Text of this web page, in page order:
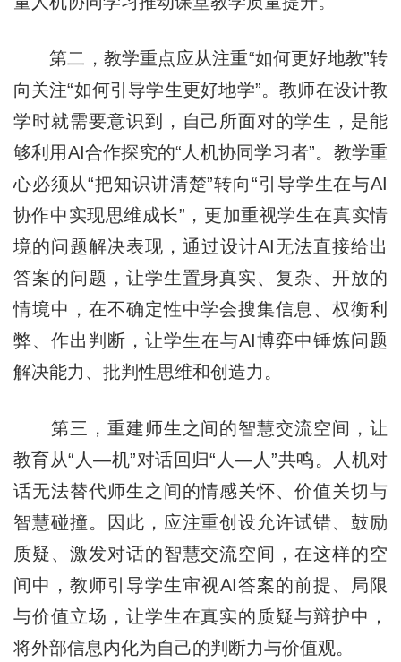
第二，教学重点应从注重“如何更好地教”转
向关注“如何引导学生更好地学”。教师在设计教
学时就需要意识到，自己所面对的学生，是能
够利用AI合作探究的“人机协同学习者”。教学重
心必须从“把知识讲清楚”转向“引导学生在与AI
协作中实现思维成长”，更加重视学生在真实情
境的问题解决表现，通过设计AI无法直接给出
答案的问题，让学生置身真实、复杂、开放的
情境中，在不确定性中学会搜集信息、权衡利
弊、作出判断，让学生在与AI博弈中锤炼问题
解决能力、批判性思维和创造力。
第三，重建师生之间的智慧交流空间，让
教育从“人—机”对话回归“人—人”共鸣。人机对
话无法替代师生之间的情感关怀、价值关切与
智慧碰撞。因此，应注重创设允许试错、鼓励
质疑、激发对话的智慧交流空间，在这样的空
间中，教师引导学生审视AI答案的前提、局限
与价值立场，让学生在真实的质疑与辩护中，
将外部信息内化为自己的判断力与价值观。